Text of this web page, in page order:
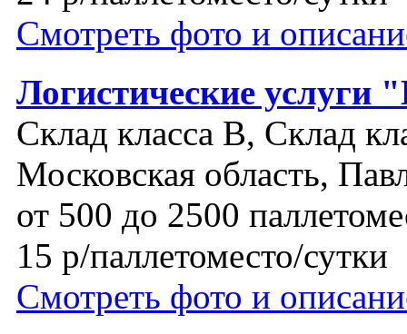
Смотреть фото и
Логистические услуги
Склад класса B, Склад
Московская область,
от 500 до 2500
15 р/паллетоместо/сутки
Смотреть фото и